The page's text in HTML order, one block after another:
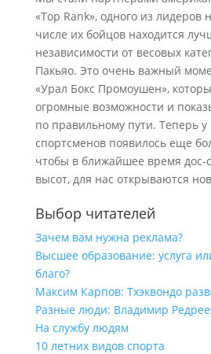
«Top Rank», одного из лидеров
числе их бойцов находится
независимости от весовых
Пакьяо. Это очень важный
«Урал Бокс Промоушен»,
огромные возможности и
по правильному пути. Теперь
спортсменов появилось еще
чтобы в ближайшее время дос-
высот, для нас открываются
Выбор читателей
Зачем вам нужна реклама?
Высшее образование: услуга
благо?
Максим Карпов: Тхэквондо
Разные люди: Владимир
На службу людям
10 летних видов спорта